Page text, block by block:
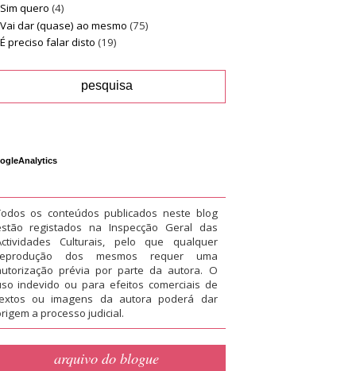
Sim quero (4)
Vai dar (quase) ao mesmo (75)
É preciso falar disto (19)
os conteúdos publicados neste blog
registados na Inspecção Geral das
Culturais, pelo que qualquer
dos mesmos requer uma
prévia por parte da autora. O
indevido ou para efeitos comerciais de
ou imagens da autora poderá dar
a processo judicial.
arquivo do blogue